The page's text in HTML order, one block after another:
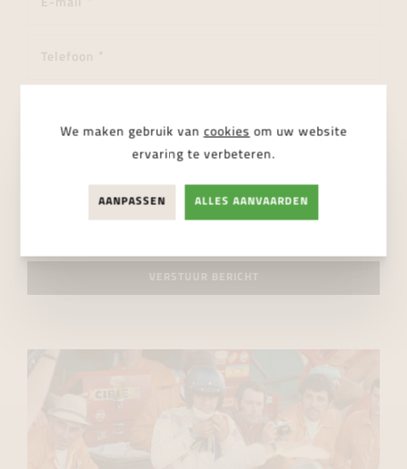
VERSTUUR BERICHT
We maken gebruik van cookies om uw website
ervaring te verbeteren.
AANPASSEN ALLES AANVAARDEN